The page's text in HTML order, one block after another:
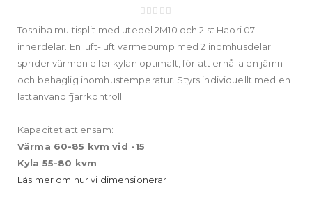
Rating:
Toshiba multisplit med utedel 2M10 och 2 st Haori 07
innerdelar. En luft-luft värmepump med 2 inomhusdelar
sprider värmen eller kylan optimalt, för att erhålla en jämn
och behaglig inomhustemperatur. Styrs individuellt med en
lättanvänd fjärrkontroll.
Kapacitet att ensam:
Värma 60-85 kvm vid -15
Kyla 55-80 kvm
Läs mer om hur vi dimensionerar